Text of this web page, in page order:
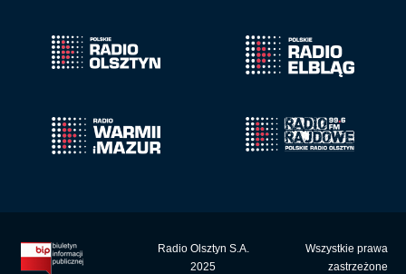
Radio Olsztyn S.A.
2025
Wszystkie prawa
zastrzeżone